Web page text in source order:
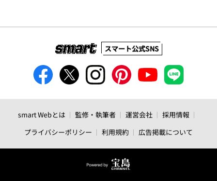
スマート公式SNS
smart Webとは 監修・執筆者 運営会社
採用情報
プライバシーポリシー
利用規約 広告掲載について